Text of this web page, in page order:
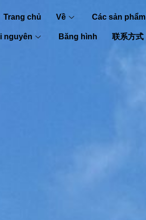
Trang chủ Về Các sản phẩm
nguyên Băng hình 联系方式